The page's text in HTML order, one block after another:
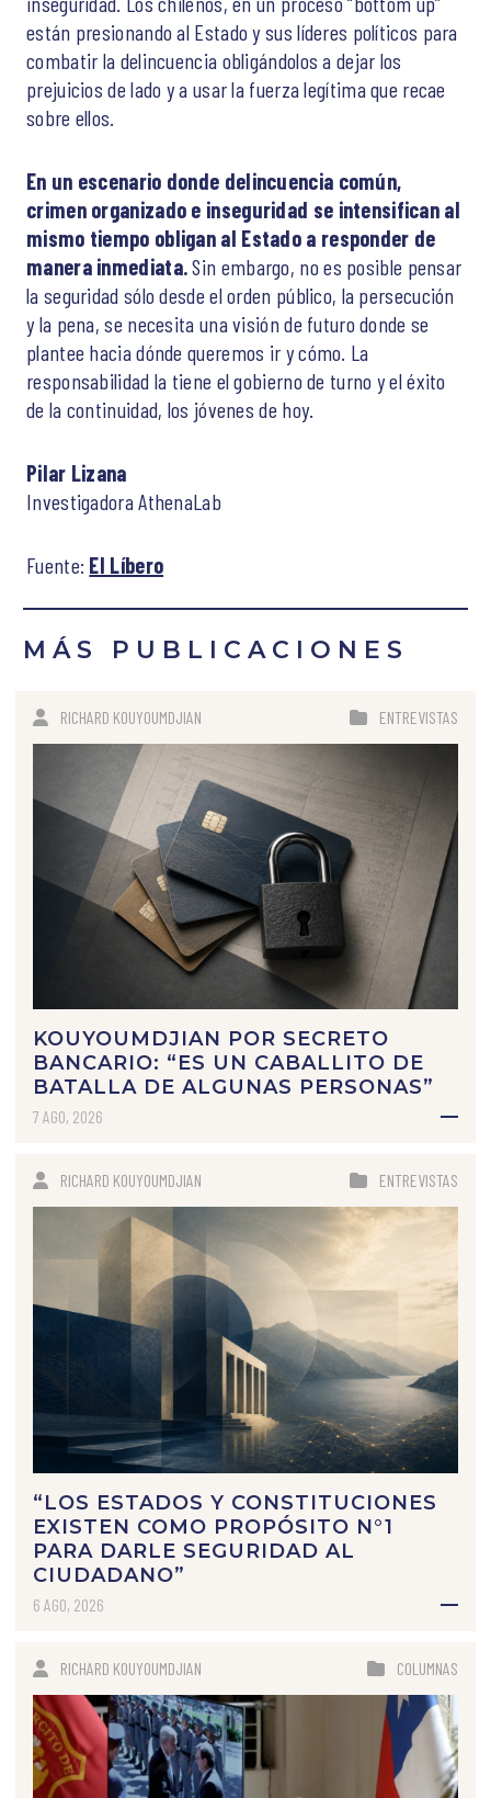
están presionando al Estado y sus líderes políticos para
combatir la delincuencia obligándolos a dejar los
prejuicios de lado y a usar la fuerza legítima que recae
sobre ellos.
En un escenario donde delincuencia común,
crimen organizado e inseguridad se intensifican al
mismo tiempo obligan al Estado a responder de
manera inmediata.Sin embargo, no es posible pensar
la seguridad sólo desde el orden público, la persecución
y la pena, se necesita una visión de futuro donde se
plantee hacia dónde queremos ir y cómo. La
responsabilidad la tiene el gobierno de turno y el éxito
de la continuidad, los jóvenes de hoy.
Pilar Lizana
Investigadora AthenaLab
Fuente: El Líbero
MÁS PUBLICACIONES
RICHARD KOUYOUMDJIAN ENTREVISTAS
KOUYOUMDJIAN POR SECRETO
BANCARIO: “ES UN CABALLITO DE
BATALLA DE ALGUNAS PERSONAS”
7 AGO, 2026
RICHARD KOUYOUMDJIAN ENTREVISTAS
“LOS ESTADOS Y CONSTITUCIONES
EXISTEN COMO PROPÓSITO N°1
PARA DARLE SEGURIDAD AL
CIUDADANO”
6 AGO, 2026
RICHARD KOUYOUMDJIAN COLUMNAS